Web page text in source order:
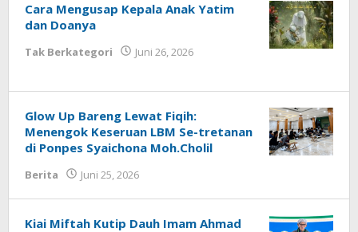
Cara Mengusap Kepala Anak Yatim
dan Doanya
Tak Berkategori Juni 26, 2026
Glow Up Bareng Lewat Fiqih:
Menengok Keseruan LBM Se-tretanan
di Ponpes Syaichona Moh.Cholil
Berita Juni 25, 2026
Kiai Miftah Kutip Dauh Imam Ahmad